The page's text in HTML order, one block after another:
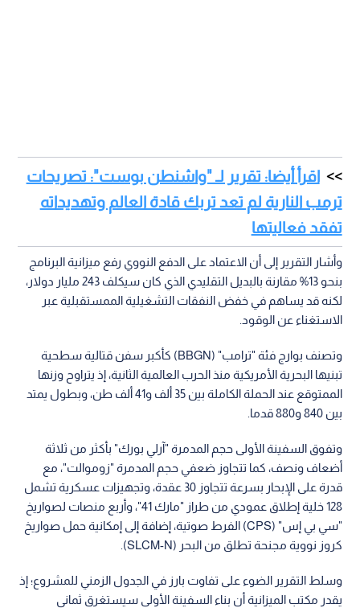
اقرأ أيضا: تقرير لـ "واشنطن بوست": تصريحات
ترمب النارية لم تعد تربك قادة العالم وتهديداته
تفقد فعاليتها
وأشار التقرير إلى أن الاعتماد على الدفع النووي رفع ميزانية البرنامج
بنحو 13% مقارنة بالبديل التقليدي الذي كان سيكلف 243 مليار دولار،
لكنه قد يساهم في خفض النفقات التشغيلية الممستقبلية عبر
الاستغناء عن الوقود.
وتصنف بوارج فئة "ترامب" (BBGN) كأكبر سفن قتالية سطحية
تبنيها البحرية الأمريكية منذ الحرب العالمية الثانية، إذ يتراوح وزنها
الممتوقع عند الحملة الكاملة بين 35 ألف و41 ألف طن، وبطول يمتد
بين 840 و880 قدما.
وتفوق السفينة الأولى حجم المدمرة "آرلي بورك" بأكثر من ثلاثة
أضعاف ونصف، كما تتجاوز ضعفي حجم المدمرة "زوموالت"، مع
قدرة على الإبحار بسرعة تتجاوز 30 عقدة، وتجهيزات عسكرية تشمل
128 خلية إطلاق عمودي من طراز "مارك 41"، وأربع منصات لصواريخ
"سي بي إس" (CPS) الفرط صوتية، إضافة إلى إمكانية حمل صواريخ
كروز نووية مجنحة تطلق من البحر (SLCM-N).
وسلط التقرير الضوء على تفاوت بارز في الجدول الزمني للمشروع؛ إذ
يقدر مكتب الميزانية أن بناء السفينة الأولى سيستغرق ثماني